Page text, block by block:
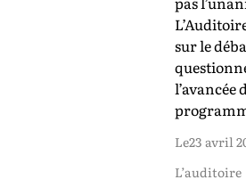
sur le
l’avancée
Le23 avril
L’auditoire